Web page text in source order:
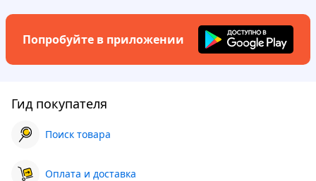
Попробуйте в приложении
Гид покупателя
Поиск товара
Оплата и доставка